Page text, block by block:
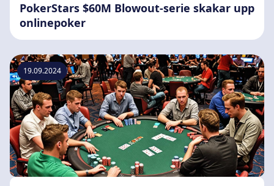
PokerStars $60M Blowout-serie skakar upp
onlinepoker
19.09.2024